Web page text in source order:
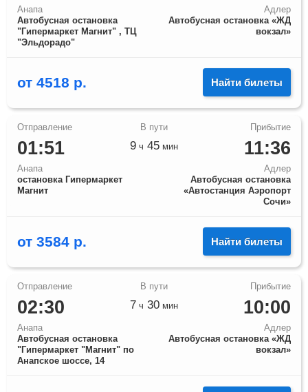
Анапа
Автобусная остановка
"Гипермаркет Магнит" , ТЦ
"Эльдорадо"
Адлер
Автобусная остановка «ЖД
вокзал»
от 4518 р. Найти билеты
01:51
Анапа
остановка Гипермаркет
Магнит
11:36
Адлер
Автобусная остановка
«Автостанция Аэропорт
Сочи»
9 ч 45 мин
от 3584 р. Найти билеты
02:30
Анапа
Автобусная остановка
"Гипермаркет "Магнит" по
Анапское шоссе, 14
10:00
Адлер
Автобусная остановка «ЖД
вокзал»
7 ч 30 мин